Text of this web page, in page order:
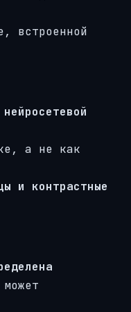
встроенной
нейросетевой
а не как
и контрастные